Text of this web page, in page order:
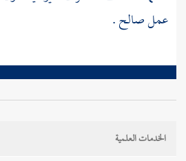
عمل صالح .
الخدمات العلمية